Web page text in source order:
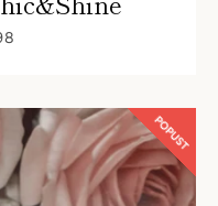
POPUST